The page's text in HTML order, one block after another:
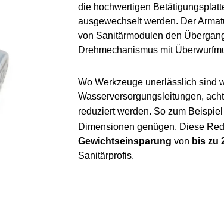
die hochwertigen
ausgewechselt werden. Der
von Sanitärmodulen den
Drehmechanismus mit
Wo Werkzeuge unerlässlich sind
Wasserversorgungsleitungen,
reduziert werden. So zum
Dimensionen genügen. Diese
Gewichtseinsparung von bis zu
Sanitärprofis.